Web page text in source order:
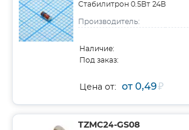
Стабилитрон 0.5Вт 24В
Производитель:
Наличие:
Под заказ:
Цена от: от 0,49₽
TZMC24-GS08